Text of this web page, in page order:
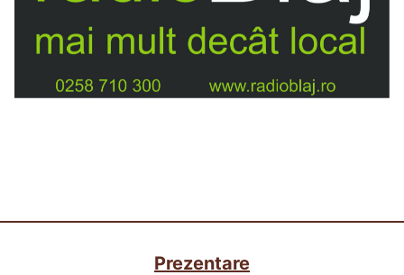
Prezentare